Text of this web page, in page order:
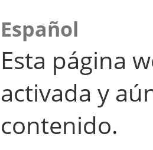
Español
Esta página
activada y
contenido.